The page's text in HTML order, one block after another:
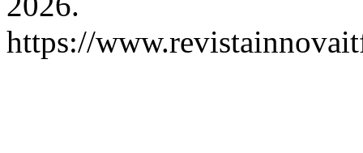
https://